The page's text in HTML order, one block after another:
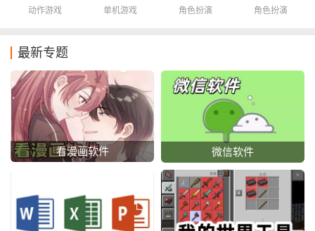
动作游戏
你
单机游戏 角色扮演 角色扮演
最新专题
看漫画软件 微信软件